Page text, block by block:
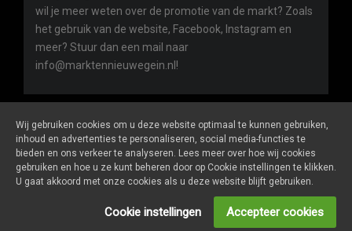
wil je meer weten over de promotie van de markt? Zoals
het gebruik van de website, Facebook, Instagram en
meer? Stuur dan een mail naar
info@marktennieuwegein.nl!
Marktennieuwegein.nlis een website van De Markt Online
ALGEMENE VOORWAARDEN
ONDERNEMERS LOGIN
SOCIALS
Wij gebruiken cookies om u deze website optimaal te kunnen gebruiken,
inhoud en advertenties te personaliseren, social media-functies te
bieden en ons verkeer te analyseren. Lees meer over hoe wij cookies
gebruiken en hoe u ze kunt beheren door op Cookie instellingen te klikken.
U gaat akkoord met onze cookies als u deze website blijft gebruiken.
Cookie instellingen Accepteer cookies